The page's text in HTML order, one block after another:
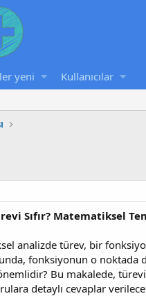
yeni Kullanıcılar
Sıfır? Matematiksel
analizde türev, bir
fonksiyonun o
Bu makalede,
detaylı cevaplar